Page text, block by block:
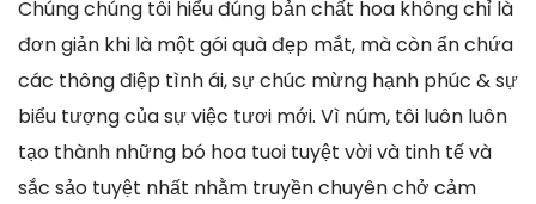
Chúng chúng tôi hiểu đúng bản chất hoa không chỉ là
đơn giản khi là một gói quà đẹp mắt, mà còn ẩn chứa
các thông điệp tình ái, sự chúc mừng hạnh phúc & sự
biểu tượng của sự việc tươi mới. Vì núm, tôi luôn luôn
tạo thành những bó hoa tuoi tuyệt vời và tinh tế và
sắc sảo tuyệt nhất nhằm truyền chuyên chở cảm